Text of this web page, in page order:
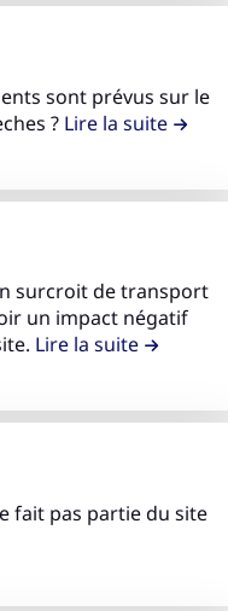
sont prévus sur le
? Lire la suite de la
surcroit de transport
un impact négatif
Lire la suite de la
fait pas partie du site
la contribution